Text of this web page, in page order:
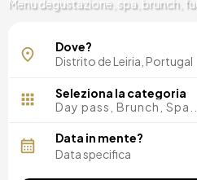
Menu degustazione, spa, brunch,
Alcobaça
Marinha Grande
Dove?
Seleziona la categoria
Day pass, Brunch, Spa...
Data in mente?